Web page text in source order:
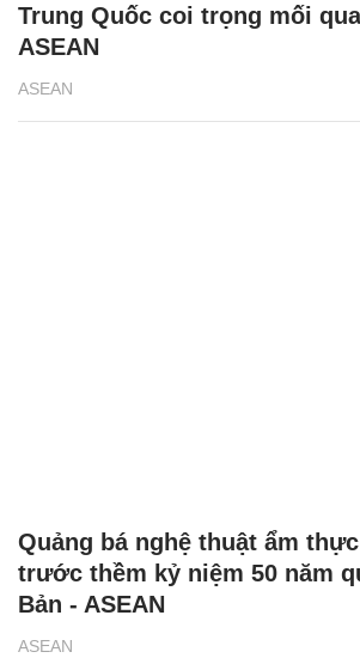
ASEAN
Trung Quốc coi trọng mối
ASEAN
ASEAN
Quảng bá nghệ thuật ẩm
trước thềm kỷ niệm 50 năm
Bản - ASEAN